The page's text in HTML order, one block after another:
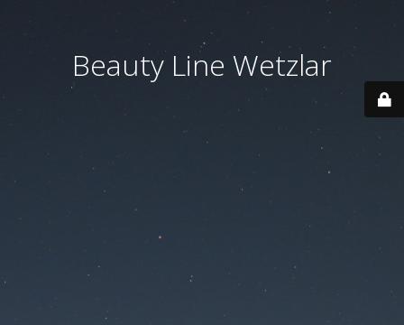
Beauty Line Wetzlar